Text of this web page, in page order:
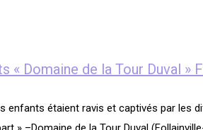
« Domaine de la Tour Duval »
enfants étaient ravis et captivés par